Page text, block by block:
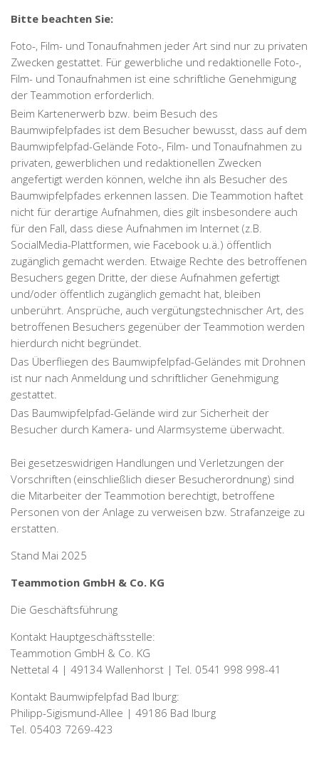
Bitte beachten Sie:
Foto-, Film- und Tonaufnahmen jeder Art sind nur zu privaten
Zwecken gestattet. Für gewerbliche und redaktionelle Foto-,
Film- und Tonaufnahmen ist eine schriftliche Genehmigung
der Teammotion erforderlich.
Beim Kartenerwerb bzw. beim Besuch des
Baumwipfelpfades ist dem Besucher bewusst, dass auf dem
Baumwipfelpfad-Gelände Foto-, Film- und Tonaufnahmen zu
privaten, gewerblichen und redaktionellen Zwecken
angefertigt werden können, welche ihn als Besucher des
Baumwipfelpfades erkennen lassen. Die Teammotion haftet
nicht für derartige Aufnahmen, dies gilt insbesondere auch
für den Fall, dass diese Aufnahmen im Internet (z.B.
SocialMedia-Plattformen, wie Facebook u.ä.) öffentlich
zugänglich gemacht werden. Etwaige Rechte des betroffenen
Besuchers gegen Dritte, der diese Aufnahmen gefertigt
und/oder öffentlich zugänglich gemacht hat, bleiben
unberührt. Ansprüche, auch vergütungstechnischer Art, des
betroffenen Besuchers gegenüber der Teammotion werden
hierdurch nicht begründet.
Das Überfliegen des Baumwipfelpfad-Geländes mit Drohnen
ist nur nach Anmeldung und schriftlicher Genehmigung
gestattet.
Das Baumwipfelpfad-Gelände wird zur Sicherheit der
Besucher durch Kamera- und Alarmsysteme überwacht.
Bei gesetzeswidrigen Handlungen und Verletzungen der
Vorschriften (einschließlich dieser Besucherordnung) sind
die Mitarbeiter der Teammotion berechtigt, betroffene
Personen von der Anlage zu verweisen bzw. Strafanzeige zu
erstatten.
Stand Mai 2025
Teammotion GmbH & Co. KG
Die Geschäftsführung
Kontakt Hauptgeschäftsstelle:
Teammotion GmbH & Co. KG
Nettetal 4 | 49134 Wallenhorst | Tel. 0541 998 998-41
Kontakt Baumwipfelpfad Bad Iburg:
Philipp-Sigismund-Allee | 49186 Bad Iburg
Tel. 05403 7269-423